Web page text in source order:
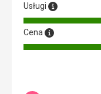
Usługi
Cena